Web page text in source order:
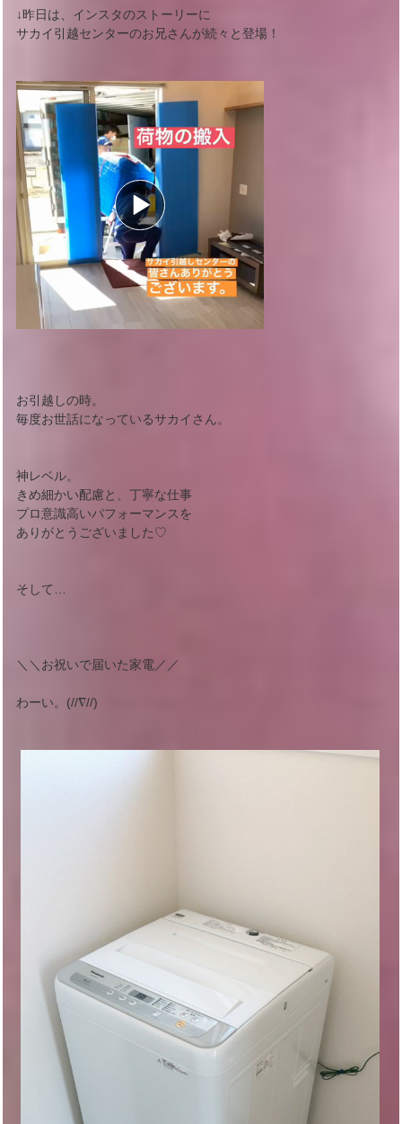
↓昨日は、インスタのストーリーに
サカイ引越センターのお兄さんが続々と登場！
お引越しの時。
毎度お世話になっているサカイさん。
神レベル。
きめ細かい配慮と、丁寧な仕事
プロ意識高いパフォーマンスを
ありがとうございました♡
そして…
＼＼お祝いで届いた家電／／
わーい。(//∇//)